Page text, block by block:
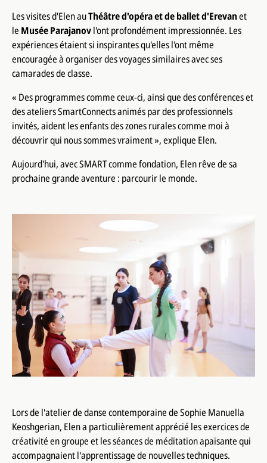
Les visites d'Elen auThéâtre d'opéra et de ballet d'Erevanet
le Musée Parajanovl'ont profondément impressionnée. Les
expériences étaient si inspirantes qu'elles l'ont même
encouragée à organiser des voyages similaires avec ses
camarades de classe.
« Des programmes comme ceux-ci, ainsi que des conférences et
des ateliers SmartConnects animés par des professionnels
invités, aident les enfants des zones rurales comme moi à
découvrir qui nous sommes vraiment », explique Elen.
Aujourd'hui, avec SMART comme fondation, Elen rêve de sa
prochaine grande aventure : parcourir le monde.
Lors de l'atelier de danse contemporaine de Sophie Manuella
Keoshgerian, Elen a particulièrement apprécié les exercices de
créativité en groupe et les séances de méditation apaisante qui
accompagnaient l'apprentissage de nouvelles techniques.